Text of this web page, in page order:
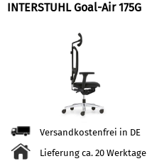
INTERSTUHL Goal-Air 175G
Versandkostenfrei in DE
Lieferung ca. 20 Werktage